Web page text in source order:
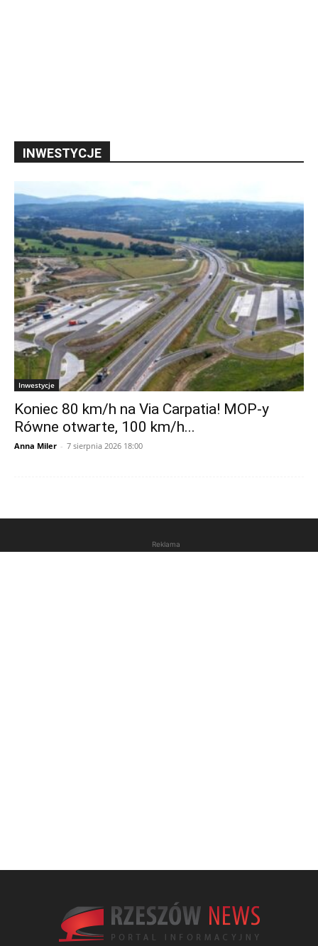
INWESTYCJE
Inwestycje
Koniec 80 km/h na Via Carpatia! MOP-y
Równe otwarte, 100 km/h...
Anna Miler - 7 sierpnia 2026 18:00
Reklama